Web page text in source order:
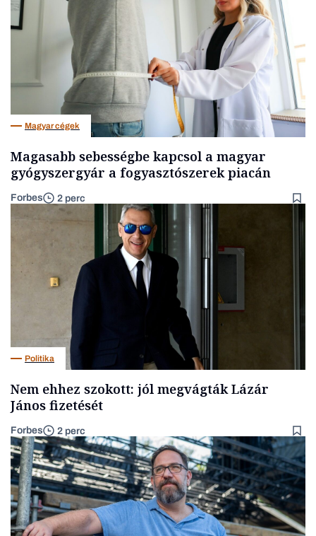
Magyar cégek
Magasabb sebességbe kapcsol a magyar
gyógyszergyár a fogyasztószerek piacán
Forbes 2 perc
Politika
Nem ehhez szokott: jól megvágták Lázár
János fizetését
Forbes 2 perc